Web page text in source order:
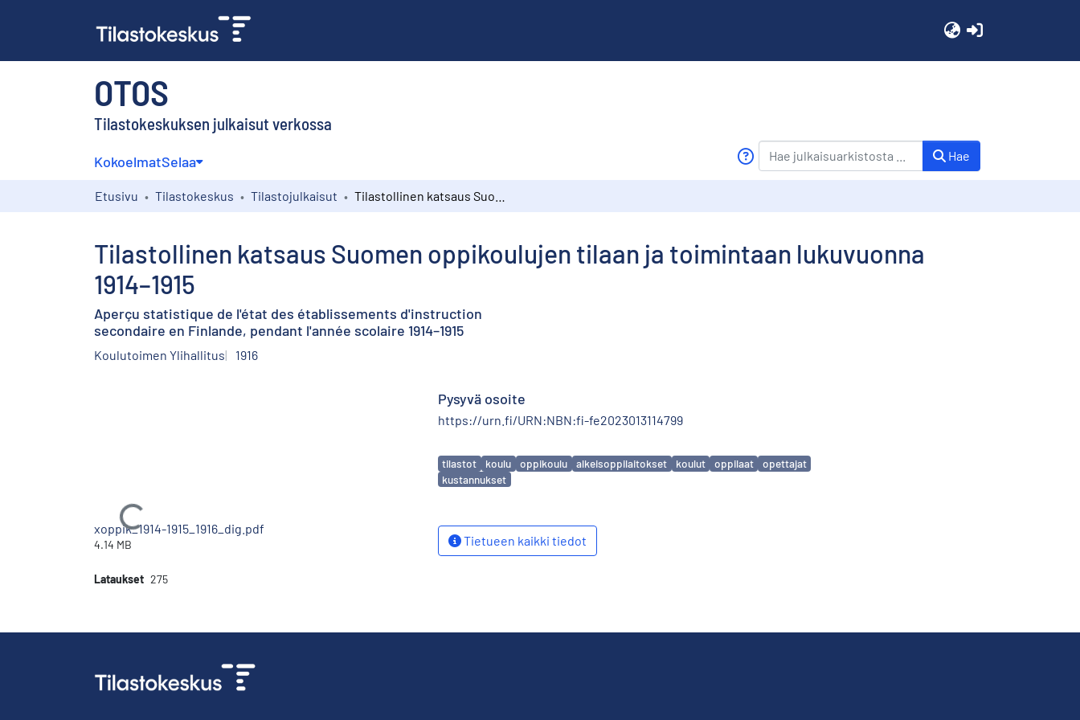
OTOS
Tilastokeskuksen julkaisut verkossa
KokoelmatSelaa Hae
Etusivu Tilastokeskus Tilastojulkaisut
Tilastollinen katsaus Suomen oppikoulujen tilaan ja toimintaan lukuvuonna
1914–1915
Aperçu statistique de l'état des établissements d'instruction
secondaire en Finlande, pendant l'année scolaire 1914–1915
Koulutoimen Ylihallitus 1916
Ladataan...
xoppik_1914-1915_1916_dig.pdf
4.14 MB
Lataukset 275
Pysyvä osoite
https://urn.fi/URN:NBN:fi-fe2023013114799
Avainsanat
tilastot koulu oppikoulu alkeisoppilaitokset koulut oppilaat
opettajat
kustannukset
Tietueen kaikki tiedot